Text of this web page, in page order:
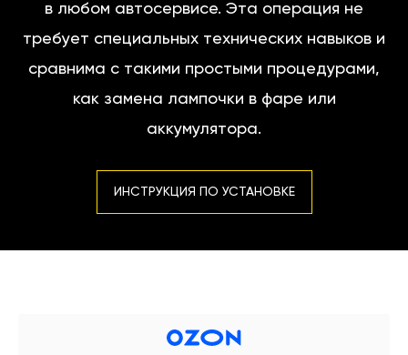
в любом автосервисе. Эта операция не
требует специальных технических навыков и
сравнима с такими простыми процедурами,
как замена лампочки в фаре или
аккумулятора.
ИНСТРУКЦИЯ ПО УСТАНОВКЕ